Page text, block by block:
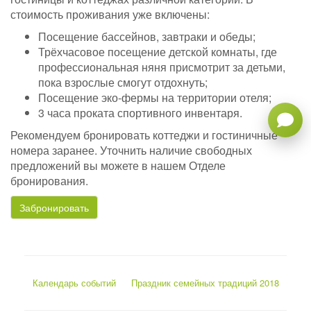
стоимость проживания уже включены:
Посещение бассейнов, завтраки и обеды;
Трёхчасовое посещение детской комнаты, где
профессиональная няня присмотрит за детьми,
пока взрослые смогут отдохнуть;
Посещение эко-фермы на территории отеля;
3 часа проката спортивного инвентаря.
Рекомендуем бронировать коттеджи и гостиничные
номера заранее. Уточнить наличие свободных
предложений вы можете в нашем Отделе
бронирования.
Забронировать
Календарь событий Праздник семейных традиций 2018